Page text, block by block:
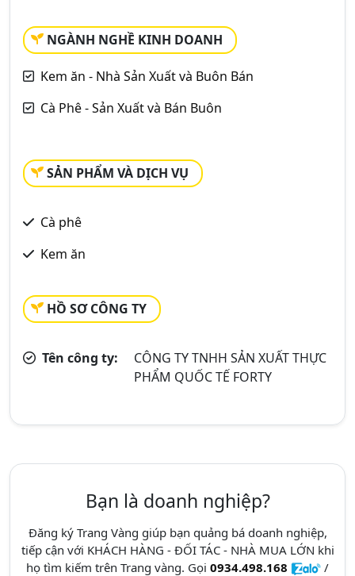
NGÀNH NGHỀ KINH DOANH
Kem ăn - Nhà Sản Xuất và Buôn Bán
Cà Phê - Sản Xuất và Bán Buôn
SẢN PHẨM VÀ DỊCH VỤ
Cà phê
Kem ăn
HỒ SƠ CÔNG TY
Tên công ty:
CÔNG TY TNHH SẢN XUẤT THỰC
PHẨM QUỐC TẾ FORTY
Bạn là doanh nghiệp?
Đăng ký Trang Vàng giúp bạn quảng bá doanh nghiệp,
tiếp cận với KHÁCH HÀNG - ĐỐI TÁC - NHÀ MUA LỚN khi
họ tìm kiếm trên Trang vàng. Gọi 0934.498.168
/